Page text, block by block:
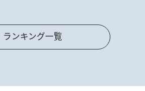
ランキング一覧